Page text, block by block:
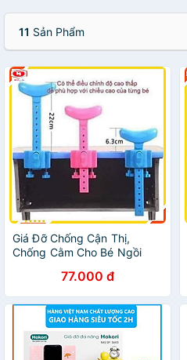
11 Sản Phẩm
Giá Đỡ Chống Cận Thị,
Chống Cằm Cho Bé Ngồi
Sống, Điều Chỉnh Được Độ
Cao
77.000 đ